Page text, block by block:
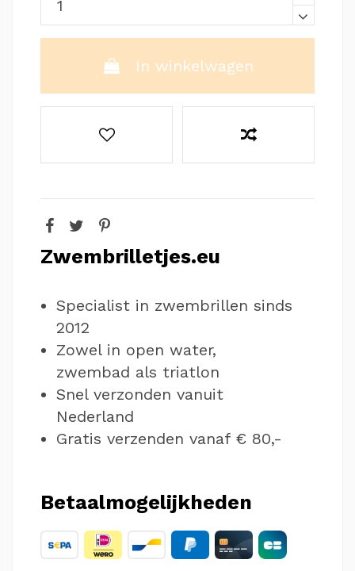
In winkelwagen
Zwembrilletjes.eu
Specialist in zwembrillen sinds
2012
Zowel in open water,
zwembad als triatlon
Snel verzonden vanuit
Nederland
Gratis verzenden vanaf € 80,-
Betaalmogelijkheden